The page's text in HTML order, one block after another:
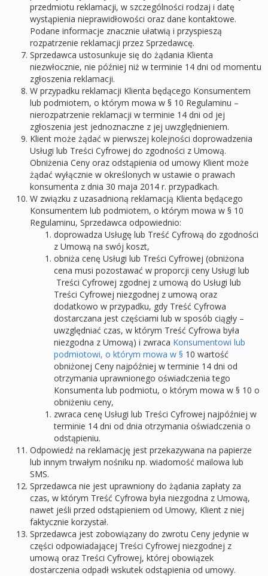
przedmiotu reklamacji, w szczególności rodzaj i datę
wystąpienia nieprawidłowości oraz dane kontaktowe.
Podane informacje znacznie ułatwią i przyspieszą
rozpatrzenie reklamacji przez Sprzedawcę.
Sprzedawca ustosunkuje się do żądania Klienta
niezwłocznie, nie później niż w terminie 14 dni od momentu
zgłoszenia reklamacji.
W przypadku reklamacji Klienta będącego Konsumentem
lub podmiotem, o którym mowa w § 10 Regulaminu –
nierozpatrzenie reklamacji w terminie 14 dni od jej
zgłoszenia jest jednoznaczne z jej uwzględnieniem.
Klient może żądać w pierwszej kolejności doprowadzenia
Usługi lub Treści Cyfrowej do zgodności z Umową.
Obniżenia Ceny oraz odstąpienia od umowy Klient może
żądać wyłącznie w określonych w ustawie o prawach
konsumenta z dnia 30 maja 2014 r. przypadkach.
W związku z uzasadnioną reklamacją Klienta będącego
Konsumentem lub podmiotem, o którym mowa w § 10
Regulaminu, Sprzedawca odpowiednio:
doprowadza Usługę lub Treść Cyfrową do zgodności
z Umową na swój koszt,
obniża cenę Usługi lub Treści Cyfrowej (obniżona
cena musi pozostawać w proporcji ceny Usługi lub
Treści Cyfrowej zgodnej z umową do Usługi lub
Treści Cyfrowej niezgodnej z umową oraz
dodatkowo w przypadku, gdy Treść Cyfrowa
dostarczana jest częściami lub w sposób ciągły –
uwzględniać czas, w którym Treść Cyfrowa była
niezgodna z Umową) i zwraca Konsumentowi lub
podmiotowi, o którym mowa w § 10 wartość
obniżonej Ceny najpóźniej w terminie 14 dni od
otrzymania uprawnionego oświadczenia tego
Konsumenta lub podmiotu, o którym mowa w § 10 o
obniżeniu ceny,
zwraca cenę Usługi lub Treści Cyfrowej najpóźniej w
terminie 14 dni od dnia otrzymania oświadczenia o
odstąpieniu.
Odpowiedź na reklamację jest przekazywana na papierze
lub innym trwałym nośniku np. wiadomość mailowa lub
SMS.
Sprzedawca nie jest uprawniony do żądania zapłaty za
czas, w którym Treść Cyfrowa była niezgodna z Umową,
nawet jeśli przed odstąpieniem od Umowy, Klient z niej
faktycznie korzystał.
Sprzedawca jest zobowiązany do zwrotu Ceny jedynie w
części odpowiadającej Treści Cyfrowej niezgodnej z
umową oraz Treści Cyfrowej, której obowiązek
dostarczenia odpadł wskutek odstąpienia od umowy.